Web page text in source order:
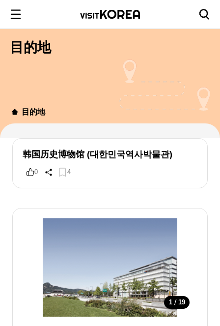
目的地
目的地
韩国历史博物馆 (대한민국역사박물관)
0 4
1 / 19